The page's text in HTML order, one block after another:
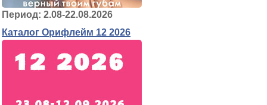
Период: 2.08-22.08.2026
Каталог Орифлейм 12 2026